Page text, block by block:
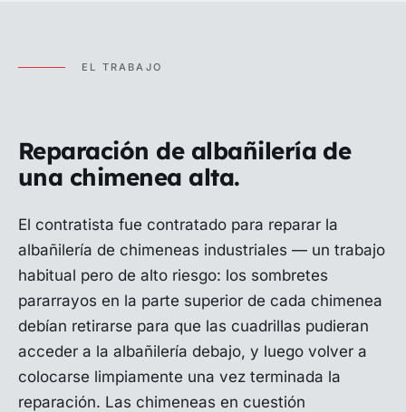
EL TRABAJO
Reparación de albañilería de
una chimenea alta.
El contratista fue contratado para reparar la
albañilería de chimeneas industriales — un trabajo
habitual pero de alto riesgo: los sombretes
pararrayos en la parte superior de cada chimenea
debían retirarse para que las cuadrillas pudieran
acceder a la albañilería debajo, y luego volver a
colocarse limpiamente una vez terminada la
reparación. Las chimeneas en cuestión